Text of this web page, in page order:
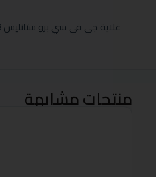
غلاية جي في سي برو ستانليس 1,8 لتر GVCKT2100+ حبة مجانا
منتجات مشابهة